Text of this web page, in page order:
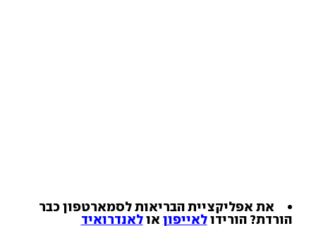
את אפליקציית הבריאות לסמארטפון כבר
הורדת? הורידולאייפון אולאנדרואיד